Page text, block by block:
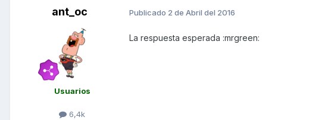
ant_oc
Usuarios
6,4k
Publicado 2 de Abril del 2016
La respuesta esperada :mrgreen: